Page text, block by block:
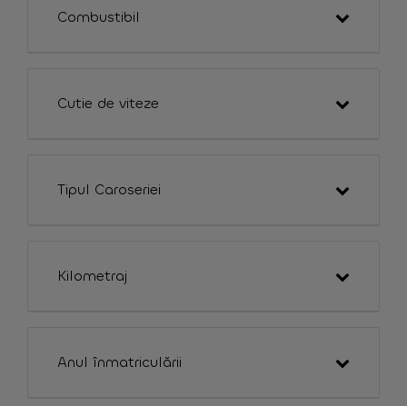
Combustibil
Cutie de viteze
Tipul Caroseriei
Kilometraj
Anul înmatriculării